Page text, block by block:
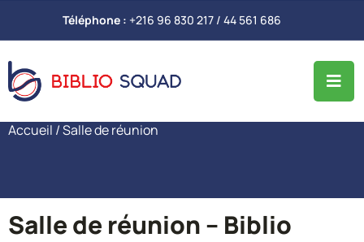
Téléphone : +216 96 830 217 / 44 561 686
Accueil / Salle de réunion
Salle de réunion – Biblio